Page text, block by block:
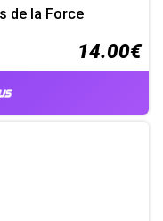
de la Force
14.00€